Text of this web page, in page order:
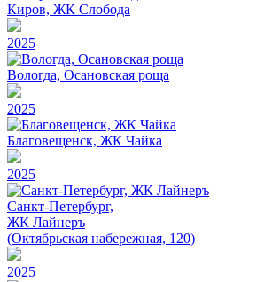
Киров, ЖК Слобода
2025
Вологда, Осановская роща
2025
Благовещенск, ЖК Чайка
2025
Санкт-Петербург,
ЖК Лайнеръ
(Октябрьская набережная, 120)
2025